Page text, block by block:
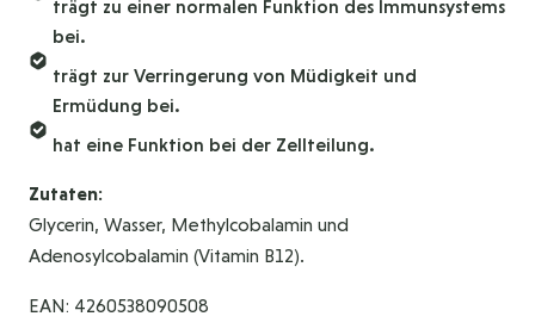
trägt zu einer normalen Funktion des Immunsystems
bei.
trägt zur Verringerung von Müdigkeit und
Ermüdung bei.
hat eine Funktion bei der Zellteilung.
Zutaten:
Glycerin, Wasser, Methylcobalamin und
Adenosylcobalamin (Vitamin B12).
EAN: 4260538090508